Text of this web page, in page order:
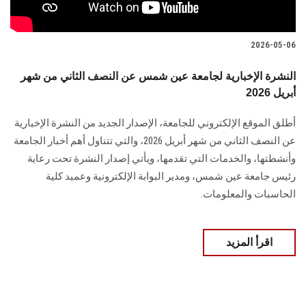
2026-05-06
النشرة الإخبارية لجامعة عين شمس عن النصف الثاني من شهر
أبريل 2026
أطلق الموقع الإلكتروني للجامعة، الإصدار الجديد من النشرة الإخبارية
عن النصف الثاني من شهر أبريل 2026، والتي تتناول أهم أخبار الجامعة
وأنشطتها، والخدمات التي تقدمها، ويأتي إصدار النشرة تحت رعاية
رئيس جامعة عين شمس، ومدير البوابة الإلكترونية وعميد كلية
الحاسبات والمعلومات.
اقرأ المزيد